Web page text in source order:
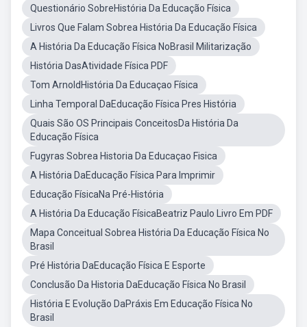
Questionário SobreHistória Da Educação Física
Livros Que Falam Sobrea História Da Educação Física
A História Da Educação Física NoBrasil Militarização
História DasAtividade Física PDF
Tom ArnoldHistória Da Educaçao Física
Linha Temporal DaEducação Física Pres História
Quais São OS Principais ConceitosDa História Da
Educação Física
Fugyras Sobrea Historia Da Educaçao Fisica
A História DaEducação Física Para Imprimir
Educação FísicaNa Pré-História
A História Da Educação FísicaBeatriz Paulo Livro Em PDF
Mapa Conceitual Sobrea História Da Educação Física No
Brasil
Pré História DaEducação Física E Esporte
Conclusão Da Historia DaEducação Física No Brasil
História E Evolução DaPráxis Em Educação Física No
Brasil